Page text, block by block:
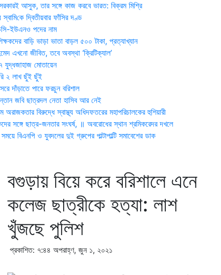
আসুক, তার সঙ্গে কাজ করবে ভারত: বিক্রম মিশ্রি
দ্বিতীয়বার ফাঁসির দণ্ড
ইউএনও পদের নাম
বাড়ি ভাড়া ভাতা বাড়ল ৫০০ টাকা, প্রত্যাখ্যান
এখনো জীবিত, তবে অবস্থা ‘ক্রিটিক্যাল’
যুদ্ধজাহাজ মোতায়েন
২ লাখ ছুঁই ছুঁই
দাঁড়াতে পারে ফরচুন বরিশাল
জবি ছাত্রদল নেতা হাসিব আর নেই
অরাজকতার বিরুদ্ধে স্বাস্থ্য অধিদফতরের মহাপরিচালকের হুশিয়ারী
সঙ্গে ছাত্র-জনতার সংঘর্ষ, ॥ অবরোধের স্থান শ্রমিকরেদর দখলে
বিএনপি ও যুবদলের দুই গ্রুপের পাল্টাপাল্টি সমাবেশের ডাক
বগুড়ায় বিয়ে করে বরিশালে এনে
কলেজ ছাত্রীকে হত্যা: লাশ
খুঁজছে পুলিশ
প্রকাশিত: ৭:৪৪ অপরাহ্ণ, জুন ১, ২০২১